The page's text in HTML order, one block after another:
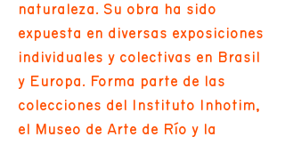
naturaleza. Su obra ha sido
expuesta en diversas exposiciones
individuales y colectivas en Brasil
y Europa. Forma parte de las
colecciones del Instituto Inhotim,
el Museo de Arte de Río y la